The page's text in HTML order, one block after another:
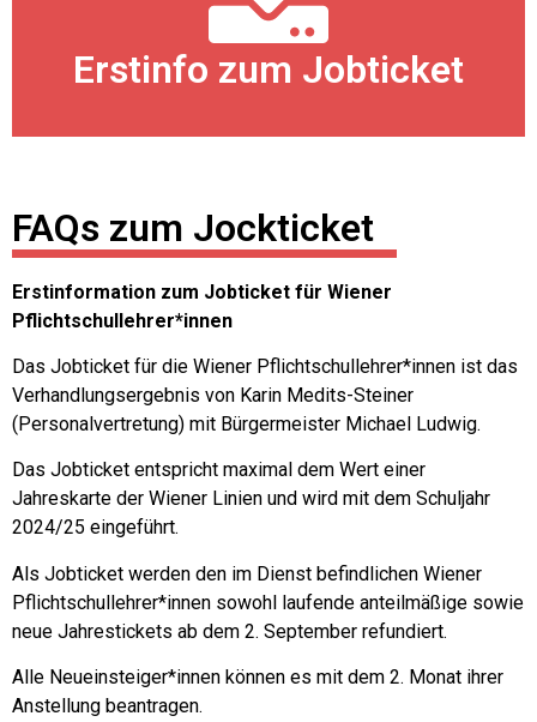
Erstinfo zum Jobticket
FAQs zum Jockticket
Erstinformation zum Jobticket für Wiener
Pflichtschullehrer*innen
Das Jobticket für die Wiener Pflichtschullehrer*innen ist das
Verhandlungsergebnis von Karin Medits-Steiner
(Personalvertretung) mit Bürgermeister Michael Ludwig.
Das Jobticket entspricht maximal dem Wert einer
Jahreskarte der Wiener Linien und wird mit dem Schuljahr
2024/25 eingeführt.
Als Jobticket werden den im Dienst befindlichen Wiener
Pflichtschullehrer*innen sowohl laufende anteilmäßige sowie
neue Jahrestickets ab dem 2. September refundiert.
Alle Neueinsteiger*innen können es mit dem 2. Monat ihrer
Anstellung beantragen.